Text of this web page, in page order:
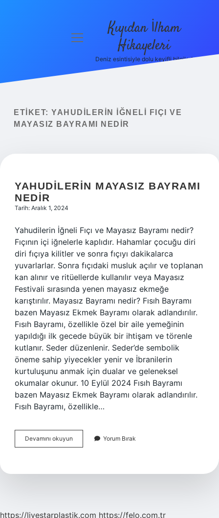
Yasal Uyarı
menüyü
Kıyıdan İlham
Hikayeleri
Deniz esintisiyle dolu keyifli bilgiler!
ETIKET: YAHUDILERIN İĞNELI FIÇI VE
MAYASIZ BAYRAMI NEDIR
YAHUDILERIN MAYASIZ BAYRAMI
NEDIR
Tarih: Aralık 1, 2024
Yahudilerin İğneli Fıçı ve Mayasız Bayramı nedir?
Fıçının içi iğnelerle kaplıdır. Hahamlar çocuğu diri
diri fıçıya kilitler ve sonra fıçıyı dakikalarca
yuvarlarlar. Sonra fıçıdaki musluk açılır ve toplanan
kan alınır ve ritüellerde kullanılır veya Mayasız
Festivali sırasında yenen mayasız ekmeğe
karıştırılır. Mayasız Bayramı nedir? Fısıh Bayramı
bazen Mayasız Ekmek Bayramı olarak adlandırılır.
Fısıh Bayramı, özellikle özel bir aile yemeğinin
yapıldığı ilk gecede büyük bir ihtişam ve törenle
kutlanır. Seder düzenlenir. Seder’de sembolik
öneme sahip yiyecekler yenir ve İbranilerin
kurtuluşunu anmak için dualar ve geleneksel
okumalar okunur. 10 Eylül 2024 Fısıh Bayramı
bazen Mayasız Ekmek Bayramı olarak adlandırılır.
Fısıh Bayramı, özellikle…
Devamını okuyun Yahudilerin
Mayasız
Yorum Bırak
https://livestarplastik.com https://felo.com.tr